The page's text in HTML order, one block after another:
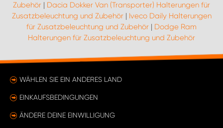
Zubehör | Dacia Dokker Van (Transporter) Halterungen für
Zusatzbeleuchtung und Zubehör| Iveco Daily Halterungen
für Zusatzbeleuchtung und Zubehör | Dodge Ram
Halterungen für Zusatzbeleuchtung und Zubehör
WÄHLEN SIE EIN ANDERES LAND
EINKAUFSBEDINGUNGEN
ÄNDERE DEINE EINWILLIGUNG